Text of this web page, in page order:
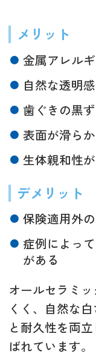
メリット
金属アレル
自然な透明
歯ぐきの黒
表面が滑ら
生体親和性
デメリット
保険適用外
症例によっ
がある
オールセラミ
くく、自然な
と耐久性を両
ばれています。